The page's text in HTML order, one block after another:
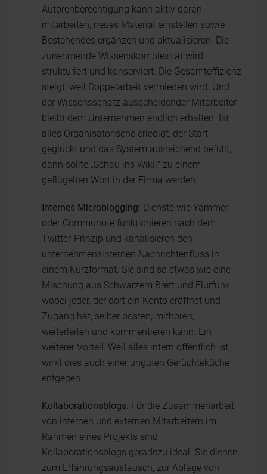
Autorenberechtigung kann aktiv daran
mitarbeiten, neues Material einstellen sowie
Bestehendes ergänzen und aktualisieren. Die
zunehmende Wissenskomplexität wird
strukturiert und konserviert. Die Gesamteffizienz
steigt, weil Doppelarbeit vermieden wird. Und
der Wissensschatz ausscheidender Mitarbeiter
bleibt dem Unternehmen endlich erhalten. Ist
alles Organisatorische erledigt, der Start
geglückt und das System ausreichend befüllt,
dann sollte „Schau ins Wiki!" zu einem
geflügelten Wort in der Firma werden.
Internes Microblogging: Dienste wie Yammer
oder Communote funktionieren nach dem
Twitter-Prinzip und kanalisieren den
unternehmensinternen Nachrichtenfluss in
einem Kurzformat. Sie sind so etwas wie eine
Mischung aus Schwarzem Brett und Flurfunk,
wobei jeder, der dort ein Konto eröffnet und
Zugang hat, selber posten, mithören,
weiterleiten und kommentieren kann. Ein
weiterer Vorteil: Weil alles intern öffentlich ist,
wirkt dies auch einer unguten Gerüchteküche
entgegen.
Kollaborationsblogs: Für die Zusammenarbeit
von internen und externen Mitarbeitern im
Rahmen eines Projekts sind
Kollaborationsblogs geradezu ideal. Sie dienen
zum Erfahrungsaustausch, zur Ablage von